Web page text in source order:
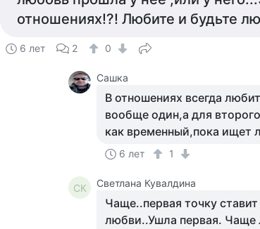
отношениях!?! Любите и будьте
6 лет 2 0
Сашка
В отношениях всегда
вообще один,а для
как временный,пока ищет
6 лет 1
СК Светлана Кувалдина
Чаще..первая точку
любви..Ушла первая. Чаще